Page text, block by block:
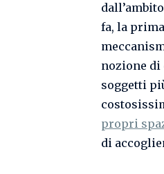
fa, la
nozione di
soggetti
propri
di